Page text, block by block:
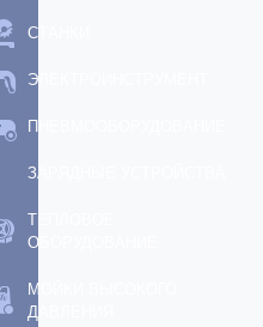
СТАНКИ
ЭЛЕКТРОИНСТРУМЕНТ
ПНЕВМООБОРУДОВАНИЕ
ЗАРЯДНЫЕ УСТРОЙСТВА
ТЕПЛОВОЕ
ОБОРУДОВАНИЕ
МОЙКИ ВЫСОКОГО
ДАВЛЕНИЯ